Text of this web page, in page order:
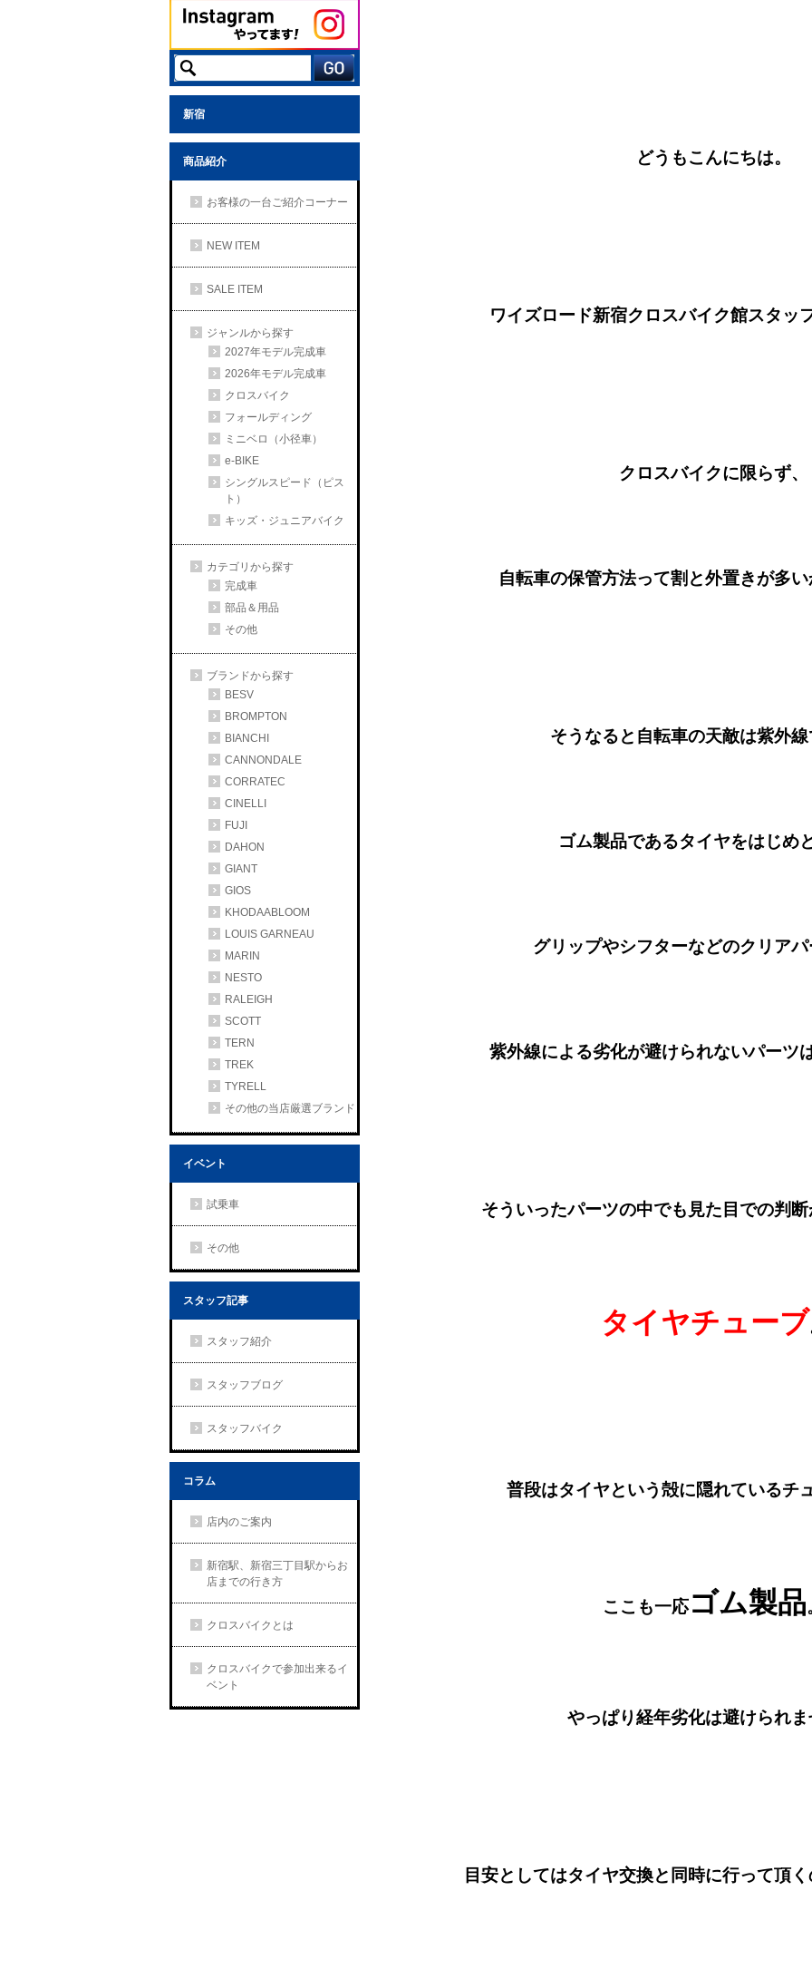
新宿
商品紹介
お客様の一台ご紹介コーナー
NEW ITEM
SALE ITEM
ジャンルから探す
2027年モデル完成車
2026年モデル完成車
クロスバイク
フォールディング
ミニベロ（小径車）
e-BIKE
シングルスピード（ピス
ト）
キッズ・ジュニアバイク
カテゴリから探す
完成車
部品＆用品
その他
ブランドから探す
BESV
BROMPTON
BIANCHI
CANNONDALE
CORRATEC
CINELLI
FUJI
DAHON
GIANT
GIOS
KHODAABLOOM
LOUIS GARNEAU
MARIN
NESTO
RALEIGH
SCOTT
TERN
TREK
TYRELL
その他の当店厳選ブランド
イベント
試乗車
その他
スタッフ記事
スタッフ紹介
スタッフブログ
スタッフバイク
コラム
店内のご案内
新宿駅、新宿三丁目駅からお
店までの行き方
クロスバイクとは
クロスバイクで参加出来るイ
ベント
どうもこんにちは。
ワイズロード新宿クロスバイク館スタッ
クロスバイクに限らず、
自転車の保管方法って割と外置きが多い
そうなると自転車の天敵は紫外線
ゴム製品であるタイヤをはじめ
グリップやシフターなどのクリアパ
紫外線による劣化が避けられないパーツ
そういったパーツの中でも見た目での判
タイヤチューブ
普段はタイヤという殻に隠れているチ
ここも一応ゴム製品
やっぱり経年劣化は避けられま
目安としてはタイヤ交換と同時に行って頂く